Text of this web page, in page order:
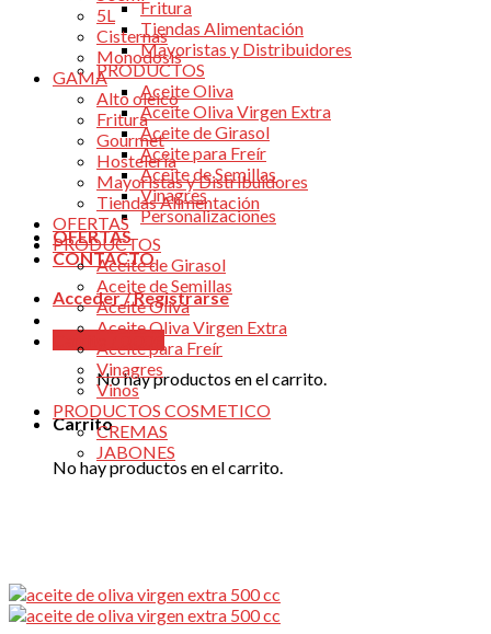
Fritura
Tiendas Alimentación
Mayoristas y Distribuidores
PRODUCTOS
Aceite Oliva
Aceite Oliva Virgen Extra
Aceite de Girasol
Aceite para Freír
Aceite de Semillas
Vinagres
Personalizaciones
OFERTAS
CONTACTO
Acceder / Registrarse
No hay productos en el carrito.
Carrito
No hay productos en el carrito.
5L
Cisternas
Monodosis
GAMA
Alto oleico
Fritura
Gourmet
Hostelería
Mayoristas y Distribuidores
Tiendas Alimentación
OFERTAS
PRODUCTOS
Aceite de Girasol
Aceite de Semillas
Aceite Oliva
Aceite Oliva Virgen Extra
Aceite para Freír
Vinagres
Vinos
PRODUCTOS COSMETICO
CREMAS
JABONES